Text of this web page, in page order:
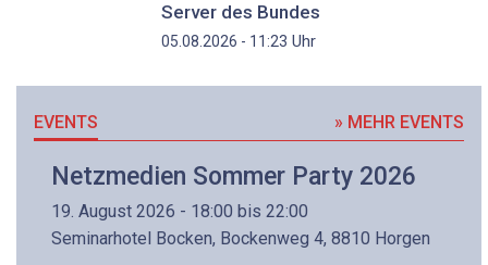
Server des Bundes
05.08.2026 - 11:23 Uhr
EVENTS » MEHR EVENTS
Netzmedien Sommer Party 2026
19. August 2026 - 18:00 bis 22:00
Seminarhotel Bocken, Bockenweg 4, 8810 Horgen